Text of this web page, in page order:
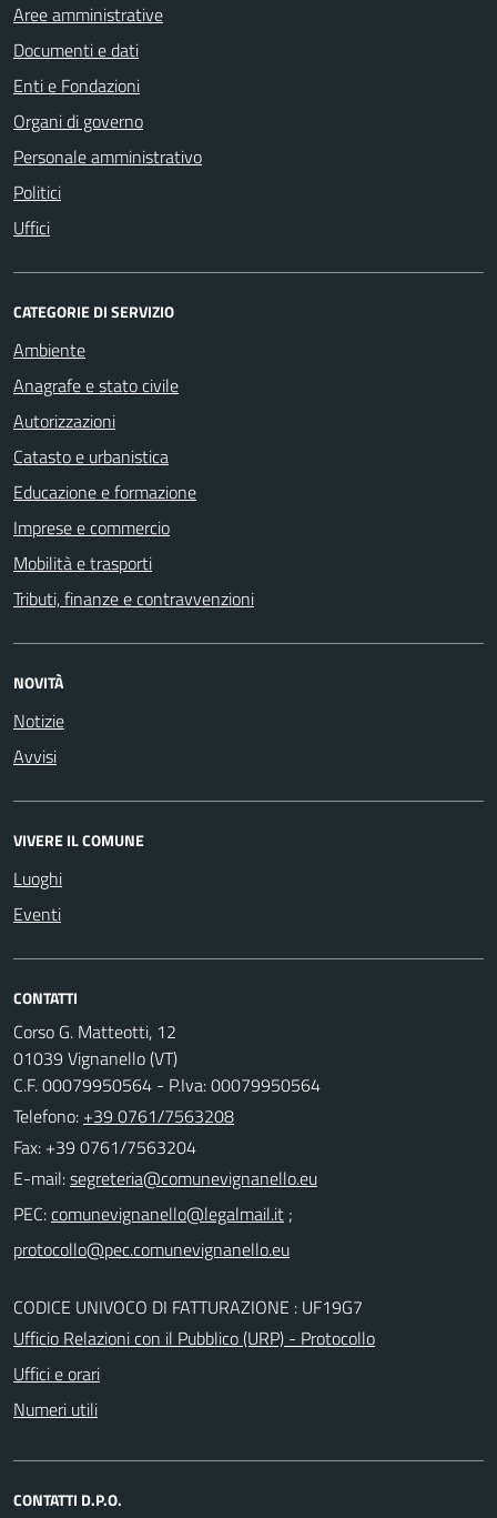
Aree amministrative
Documenti e dati
Enti e Fondazioni
Organi di governo
Personale amministrativo
Politici
Uffici
CATEGORIE DI SERVIZIO
Ambiente
Anagrafe e stato civile
Autorizzazioni
Catasto e urbanistica
Educazione e formazione
Imprese e commercio
Mobilità e trasporti
Tributi, finanze e contravvenzioni
NOVITÀ
Notizie
Avvisi
VIVERE IL COMUNE
Luoghi
Eventi
CONTATTI
Corso G. Matteotti, 12
01039 Vignanello (VT)
C.F. 00079950564 - P.Iva: 00079950564
Telefono: +39 0761/7563208
Fax: +39 0761/7563204
E-mail:
PEC:
;
CODICE UNIVOCO DI FATTURAZIONE : UF19G7
Ufficio Relazioni con il Pubblico (URP) - Protocollo
Uffici e orari
Numeri utili
CONTATTI D.P.O.